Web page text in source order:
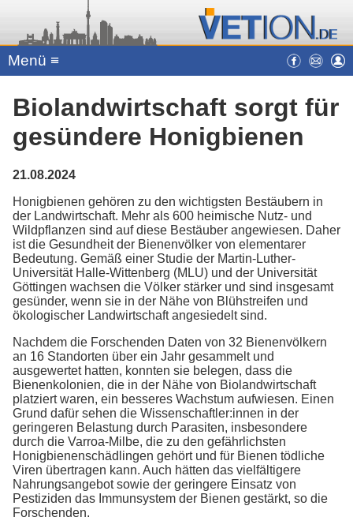
Menü ≡
Biolandwirtschaft sorgt für
gesündere Honigbienen
21.08.2024
Honigbienen gehören zu den wichtigsten Bestäubern in
der Landwirtschaft. Mehr als 600 heimische Nutz- und
Wildpflanzen sind auf diese Bestäuber angewiesen. Daher
ist die Gesundheit der Bienenvölker von elementarer
Bedeutung. Gemäß einer Studie der Martin-Luther-
Universität Halle-Wittenberg (MLU) und der Universität
Göttingen wachsen die Völker stärker und sind insgesamt
gesünder, wenn sie in der Nähe von Blühstreifen und
ökologischer Landwirtschaft angesiedelt sind.
Nachdem die Forschenden Daten von 32 Bienenvölkern
an 16 Standorten über ein Jahr gesammelt und
ausgewertet hatten, konnten sie belegen, dass die
Bienenkolonien, die in der Nähe von Biolandwirtschaft
platziert waren, ein besseres Wachstum aufwiesen. Einen
Grund dafür sehen die Wissenschaftler:innen in der
geringeren Belastung durch Parasiten, insbesondere
durch die Varroa-Milbe, die zu den gefährlichsten
Honigbienenschädlingen gehört und für Bienen tödliche
Viren übertragen kann. Auch hätten das vielfältigere
Nahrungsangebot sowie der geringere Einsatz von
Pestiziden das Immunsystem der Bienen gestärkt, so die
Forschenden.